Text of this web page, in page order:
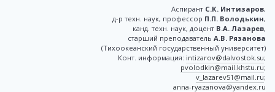
Аспирант С.К. Интизаров,
д-р техн. наук, профессор П.П. Володькин,
канд. техн. наук, доцент В.А. Лазарев,
старший преподаватель А.В. Рязанова
(Тихоокеанский государственный университет)
Конт. информация: intizarov@dalvostok.su;
pvolodkin@mail.khstu.ru;
v_lazarev51@mail.ru;
anna-ryazanova@yandex.ru